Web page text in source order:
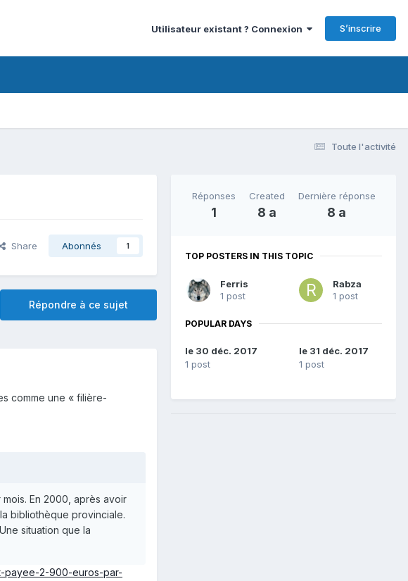
Utilisateur existant ? Connexion S’inscrire
Toute l'activité
Share Abonnés 1
Répondre à ce sujet
comme une « filière-
En 2000, après avoir
bibliothèque provinciale.
situation que la
payee-2-900-euros-par-
Réponses
1
Created
8 a
Dernière réponse
8 a
TOP POSTERS IN THIS TOPIC
Ferris
1 post
Rabza
1 post
POPULAR DAYS
le 30 déc. 2017
1 post
le 31 déc. 2017
1 post